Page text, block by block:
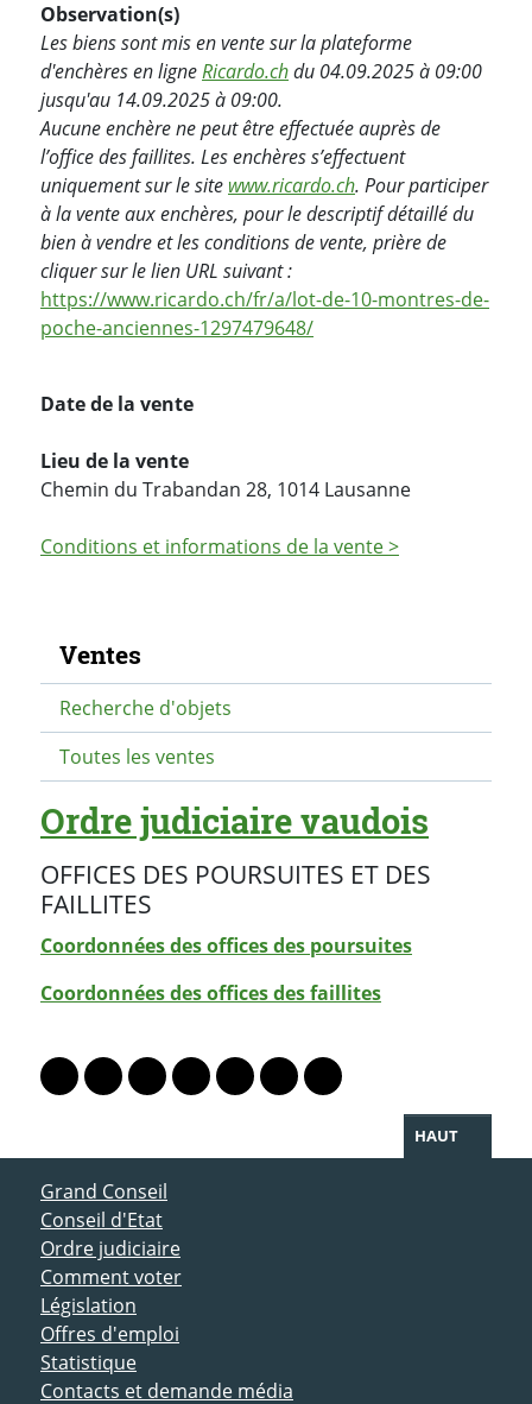
Observation(s)
Les biens sont mis en vente sur la plateforme
d'enchères en ligneRicardo.chdu 04.09.2025 à 09:00
jusqu'au 14.09.2025 à 09:00.
Aucune enchère ne peut être effectuée auprès de
l’office des faillites. Les enchères s’effectuent
uniquement sur le site www.ricardo.ch. Pour participer
à la vente aux enchères, pour le descriptif détaillé du
bien à vendre et les conditions de vente, prière de
cliquer sur le lien URL suivant :
https://www.ricardo.ch/fr/a/lot-de-10-montres-de-
poche-anciennes-1297479648/
Date de la vente
Lieu de la vente
Chemin du Trabandan 28, 1014 Lausanne
Conditions et informations de la vente >
Navigation secondaire
Ventes
Recherche d'objets
Toutes les ventes
Ordre judiciaire vaudois
OFFICES DES POURSUITES ET DES
FAILLITES
Coordonnées des offices des poursuites
Coordonnées des offices des faillites
Lien vers le profil Mastodon
Lien vers le profil Bluesky
Lien vers le profil Instagram
Lien vers le profil Linkedin
Lien vers le profil Facebook
Lien vers le profil Twitter
Partager par WhatsApp
HAUT
ACCÈS DIRECT
Grand Conseil
Conseil d'Etat
Ordre judiciaire
Comment voter
Législation
Offres d'emploi
Statistique
Contacts et demande média